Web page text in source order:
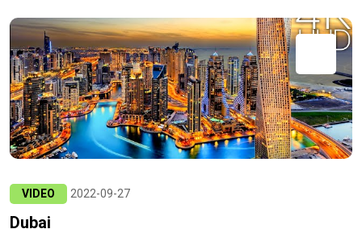
VIDEO 2022-09-27
Dubai